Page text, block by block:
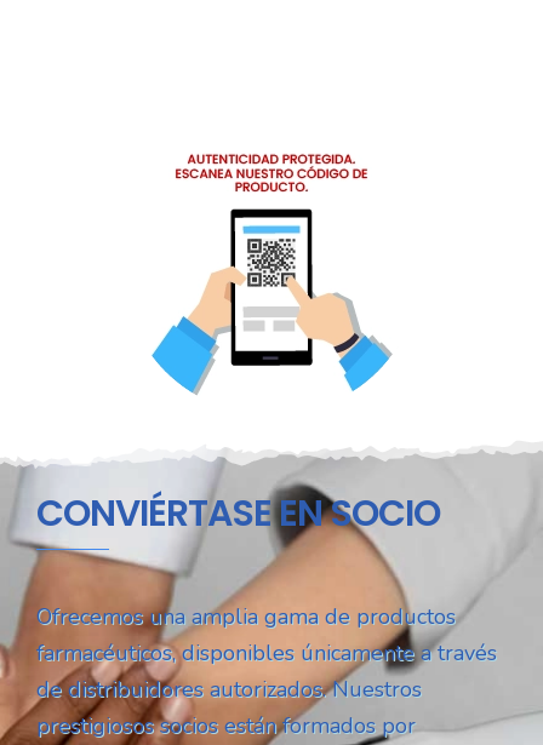
CONVIÉRTASE EN SOCIO
Ofrecemos una amplia gama de productos
farmacéuticos, disponibles únicamente a través
de distribuidores autorizados. Nuestros
prestigiosos socios están formados por